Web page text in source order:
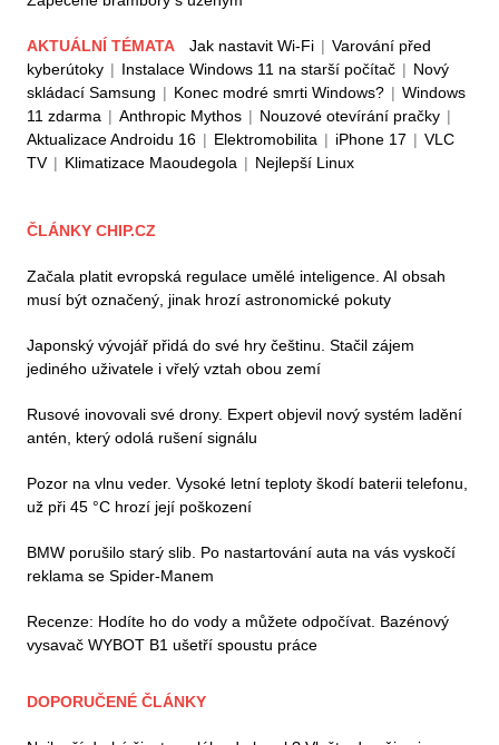
AKTUÁLNÍ TÉMATA Jak nastavit Wi-Fi | Varování před
kyberútoky | Instalace Windows 11 na starší počítač | Nový
skládací Samsung | Konec modré smrti Windows? | Windows
11 zdarma | Anthropic Mythos | Nouzové otevírání pračky |
Aktualizace Androidu 16 | Elektromobilita | iPhone 17 | VLC
TV | Klimatizace Maoudegola | Nejlepší Linux
ČLÁNKY CHIP.CZ
Začala platit evropská regulace umělé inteligence. AI obsah
musí být označený, jinak hrozí astronomické pokuty
Japonský vývojář přidá do své hry češtinu. Stačil zájem
jediného uživatele i vřelý vztah obou zemí
Rusové inovovali své drony. Expert objevil nový systém ladění
antén, který odolá rušení signálu
Pozor na vlnu veder. Vysoké letní teploty škodí baterii telefonu,
už při 45 °C hrozí její poškození
BMW porušilo starý slib. Po nastartování auta na vás vyskočí
reklama se Spider-Manem
Recenze: Hodíte ho do vody a můžete odpočívat. Bazénový
vysavač WYBOT B1 ušetří spoustu práce
DOPORUČENÉ ČLÁNKY